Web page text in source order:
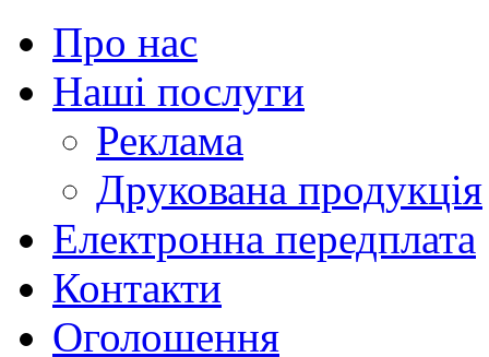
Про нас
Наші послуги
Реклама
Друкована продукція
Електронна передплата
Контакти
Оголошення